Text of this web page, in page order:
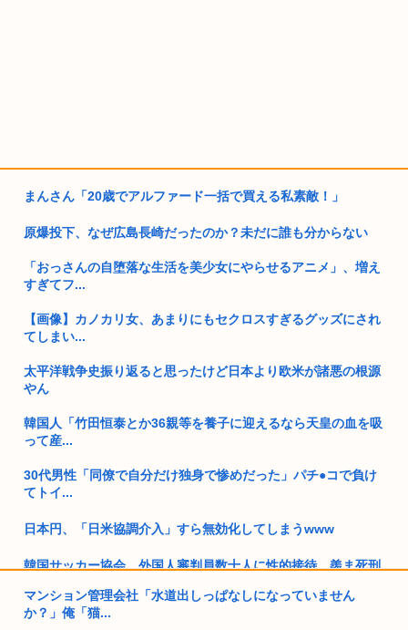
まんさん「20歳でアルファード一括で買える私素敵！」
原爆投下、なぜ広島長崎だったのか？未だに誰も分からない
「おっさんの自堕落な生活を美少女にやらせるアニメ」、増え
すぎてフ...
【画像】カノカリ女、あまりにもセクロスすぎるグッズにされ
てしまい...
太平洋戦争史振り返ると思ったけど日本より欧米が諸悪の根源
やん
韓国人「竹田恒泰とか36親等を養子に迎えるなら天皇の血を吸
って産...
30代男性「同僚で自分だけ独身で惨めだった」パチ●コで負け
てトイ...
日本円、「日米協調介入」すら無効化してしまうwww
韓国サッカー協会、外国人審判員数十人に性的接待。羨ま死刑
彡(●)(●) 「迷子の迷子の在日チョン あなたの国籍どこですか...
マンション管理会社「水道出しっぱなしになっていません
か？」俺「猫...